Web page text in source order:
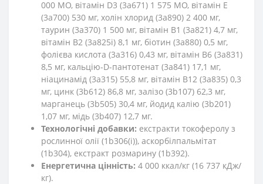
000 МО, вітамін D3 (3a671) 1 575 МО, вітамін E
(3a700) 530 мг, холін хлорид (3a890) 2 400 мг,
таурин (3a370) 1 500 мг, вітамін B1 (3a821) 4,7 мг,
вітамін B2 (3a825i) 8,1 мг, біотин (3a880) 0,5 мг,
фолієва кислота (3a316) 0,43 мг, вітамін B6 (3a831)
8,5 мг, кальцію-D-пантотенат (3a841) 17,1 мг,
ніацинамід (3a315) 55,8 мг, вітамін B12 (3a835) 0,3
мг, цинк (3b612) 86,8 мг, залізо (3b107) 62,3 мг,
марганець (3b505) 30,4 мг, йодид калію (3b201)
1,07 мг, мідь (3b407) 12,7 мг.
Технологічні добавки: екстракти токоферолу з
рослинної олії (1b306(i)), аскорбілпальмітат
(1b304), екстракт розмарину (1b392).
Енергетична цінність: 4 000 ккал/кг (16 737 кДж/
кг).